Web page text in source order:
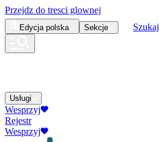
Przejdz do tresci glownej
Edycja polska Sekcje Szukaj
Usługi
Wesprzyj
Rejestr
Wesprzyj